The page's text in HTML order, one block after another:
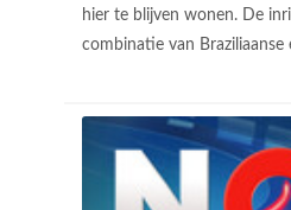
hier te blijven wonen. De
combinatie van Braziliaanse